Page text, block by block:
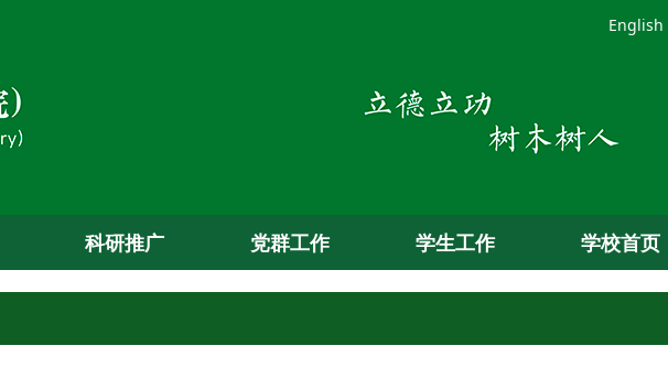
English
科研推广 党群工作 学生工作 学校首页